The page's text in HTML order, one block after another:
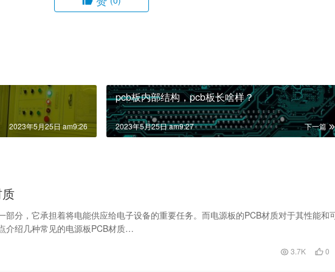
2023年5月25日 am9:26
pcb板内部结构，pcb板长啥样？
下一篇
2023年5月25日 am9:27
部分，它承担着将电能供应给电子设备的重要任务。而电源板的PCB材质对于其性能和
介绍几种常见的电源板PCB材质…
3.7K 0